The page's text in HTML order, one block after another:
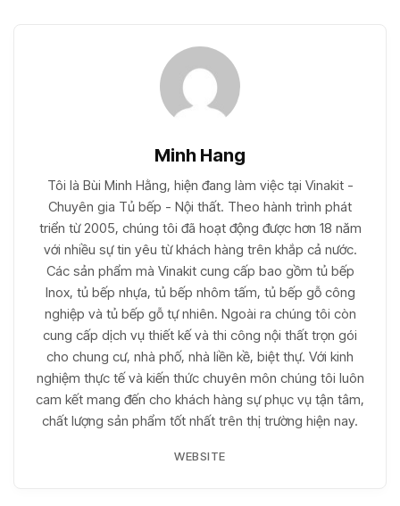
Minh Hang
Tôi là Bùi Minh Hằng, hiện đang làm việc tại Vinakit -
Chuyên gia Tủ bếp - Nội thất. Theo hành trình phát
triển từ 2005, chúng tôi đã hoạt động được hơn 18 năm
với nhiều sự tin yêu từ khách hàng trên khắp cả nước.
Các sản phẩm mà Vinakit cung cấp bao gồm tủ bếp
Inox, tủ bếp nhựa, tủ bếp nhôm tấm, tủ bếp gỗ công
nghiệp và tủ bếp gỗ tự nhiên. Ngoài ra chúng tôi còn
cung cấp dịch vụ thiết kế và thi công nội thất trọn gói
cho chung cư, nhà phố, nhà liền kề, biệt thự. Với kinh
nghiệm thực tế và kiến thức chuyên môn chúng tôi luôn
cam kết mang đến cho khách hàng sự phục vụ tận tâm,
chất lượng sản phẩm tốt nhất trên thị trường hiện nay.
WEBSITE